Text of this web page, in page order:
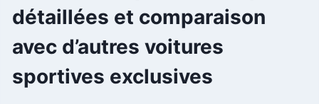
détaillées et comparaison
avec d’autres voitures
sportives exclusives